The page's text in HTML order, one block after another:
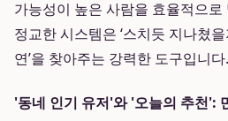
가능성이 높은 사람을 효율적으로
정교한 시스템은 ‘스치듯 지나쳤
연’을 찾아주는 강력한 도구입니다.
'동네 인기 유저'와 '오늘의 추천':